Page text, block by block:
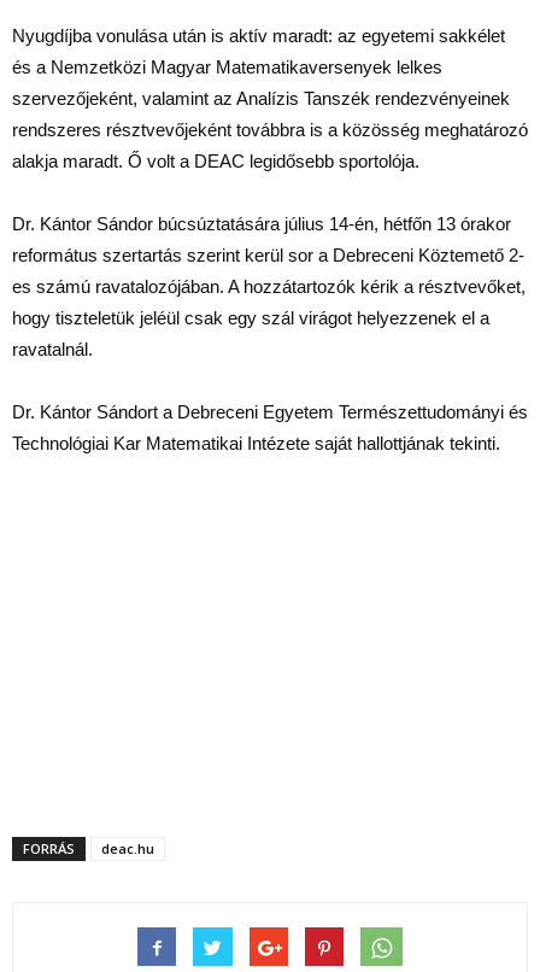
Nyugdíjba vonulása után is aktív maradt: az egyetemi sakkélet
és a Nemzetközi Magyar Matematikaversenyek lelkes
szervezőjeként, valamint az Analízis Tanszék rendezvényeinek
rendszeres résztvevőjeként továbbra is a közösség meghatározó
alakja maradt. Ő volt a DEAC legidősebb sportolója.
Dr. Kántor Sándor búcsúztatására július 14-én, hétfőn 13 órakor
református szertartás szerint kerül sor a Debreceni Köztemető 2-
es számú ravatalozójában. A hozzátartozók kérik a résztvevőket,
hogy tiszteletük jeléül csak egy szál virágot helyezzenek el a
ravatalnál.
Dr. Kántor Sándort a Debreceni Egyetem Természettudományi és
Technológiai Kar Matematikai Intézete saját hallottjának tekinti.
FORRÁS deac.hu